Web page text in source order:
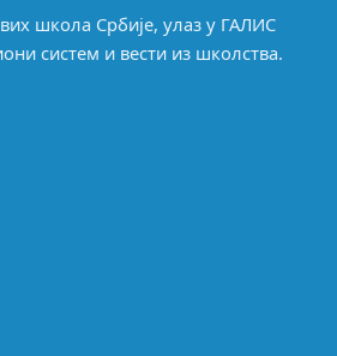
школа Србије, улаз у ГАЛИС
систем и вести из школства.